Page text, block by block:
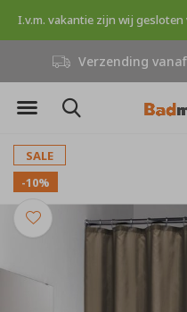
Verzending
SALE
-10%